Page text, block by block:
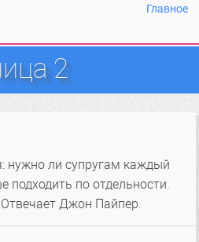
Главное
2
нужно ли супругам каждый
по отдельности.
Джон Пайпер.